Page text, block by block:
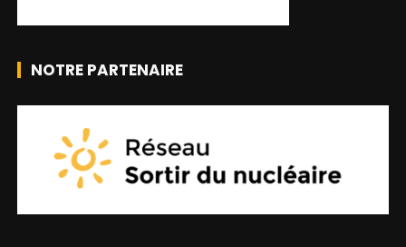
NOTRE PARTENAIRE